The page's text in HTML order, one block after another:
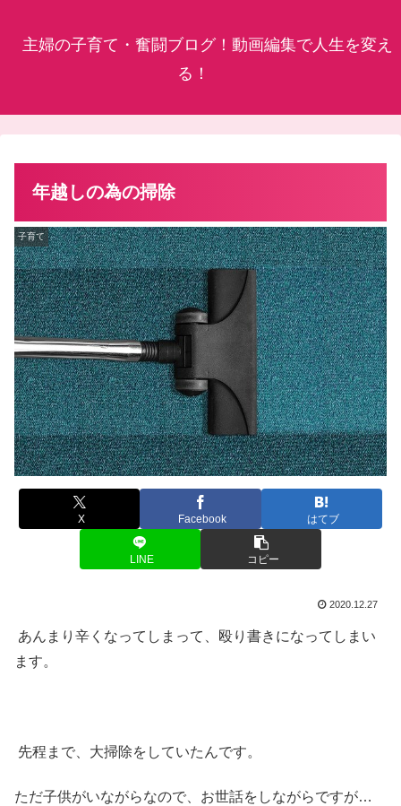
主婦の子育て・奮闘ブログ！動画編集で人生を変え
る！
年越しの為の掃除
子育て
X Facebook はてブ
LINE コピー
2020.12.27
あんまり辛くなってしまって、殴り書きになってしまい
ます。
先程まで、大掃除をしていたんです。
ただ子供がいながらなので、お世話をしながらですが…